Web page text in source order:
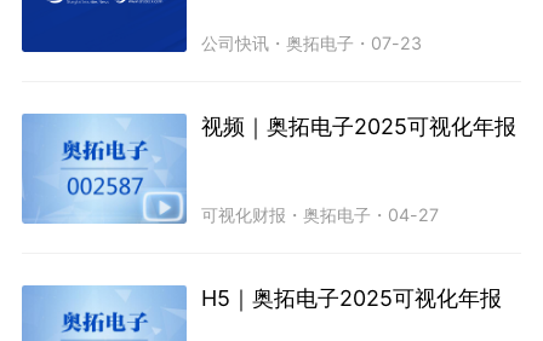
公司快讯 ・奥拓电子 ・ 07-23
视频｜奥拓电子2025可视化年报
可视化财报 ・奥拓电子 ・ 04-27
H5｜奥拓电子2025可视化年报